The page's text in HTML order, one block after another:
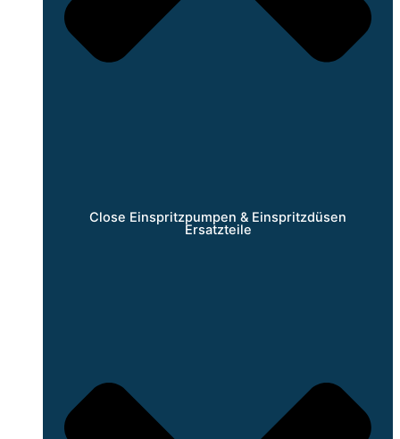
Close Einspritzpumpen & Einspritzdüsen
Ersatzteile